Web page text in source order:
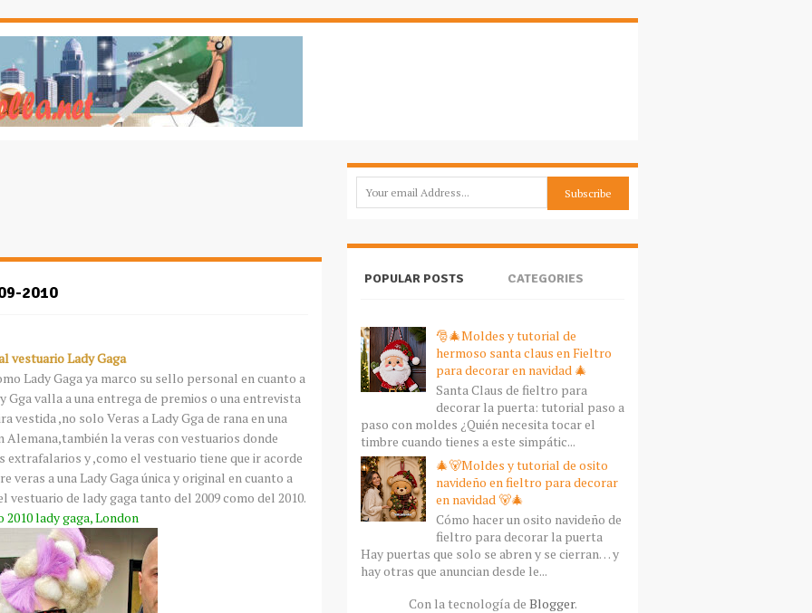
2010
vestuario Lady Gaga
Lady Gaga ya marco su sello personal en cuanto a
Gga valla a una entrega de premios o una entrevista
vestida ,no solo Veras a Lady Gga de rana en una
la veras con vestuarios donde
y ,como el vestuario tiene que ir acorde
veras a una Lady Gaga única y original en cuanto a
vestuario de lady gaga tanto del 2009 como del 2010.
2010 lady gaga, London
POPULAR POSTS CATEGORIES
🎅🎄Moldes y tutorial de
hermoso santa claus en Fieltro
para decorar en navidad 🎄
Santa Claus de fieltro para
decorar la puerta: tutorial paso a
paso con moldes ¿Quién necesita tocar el
timbre cuando tienes a este simpátic...
🎄🐻Moldes y tutorial de osito
navideño en fieltro para decorar
en navidad 🐻🎄
Cómo hacer un osito navideño de
fieltro para decorar la puerta
Hay puertas que solo se abren y se cierran… y
hay otras que anuncian desde le...
Con la tecnología de Blogger.